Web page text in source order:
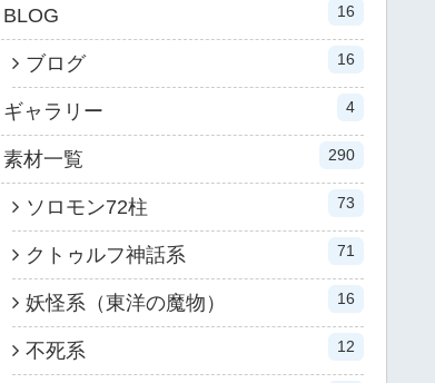
BLOG 16
ブログ 16
ギャラリー 4
素材一覧 290
ソロモン72柱 73
クトゥルフ神話系 71
妖怪系（東洋の魔物） 16
不死系 12